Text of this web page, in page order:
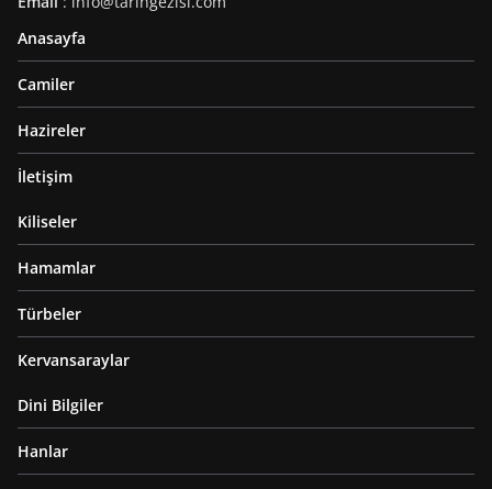
Anasayfa
Camiler
Hazireler
İletişim
Kiliseler
Hamamlar
Türbeler
Kervansaraylar
Dini Bilgiler
Hanlar